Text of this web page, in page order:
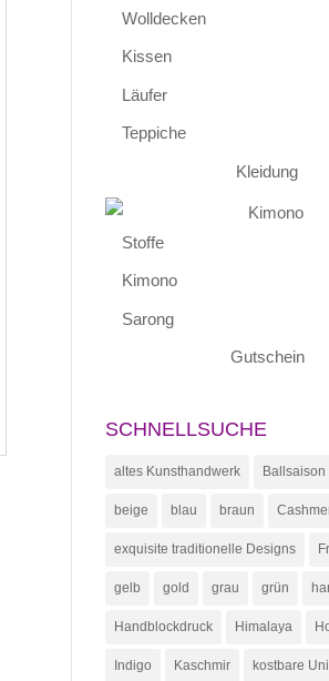
Wolldecken
Kissen
Läufer
Teppiche
Kleidung
Stoffe
Kimono
Sarong
Gutschein
SCHNELLSUCHE
altes Kunsthandwerk Ballsaison
beige blau braun
exquisite traditionelle Designs
gelb gold grau grün
Handblockdruck Himalaya
Indigo Kaschmir kostbare